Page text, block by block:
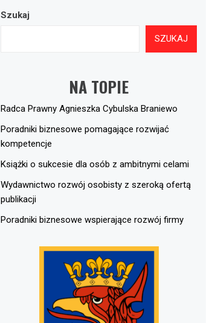
Szukaj
SZUKAJ
NA TOPIE
Radca Prawny Agnieszka Cybulska Braniewo
Poradniki biznesowe pomagające rozwijać
kompetencje
Książki o sukcesie dla osób z ambitnymi celami
Wydawnictwo rozwój osobisty z szeroką ofertą
publikacji
Poradniki biznesowe wspierające rozwój firmy